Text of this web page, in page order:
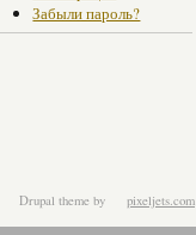
Забыли пароль?
Drupal theme by pixeljets.com